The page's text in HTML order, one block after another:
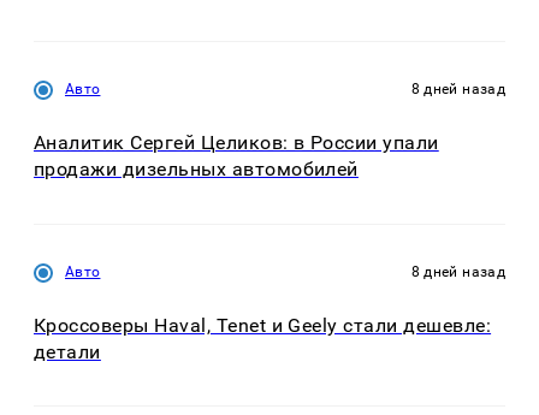
Авто 8 дней назад
Аналитик Сергей Целиков: в России упали
продажи дизельных автомобилей
Авто 8 дней назад
Кроссоверы Haval, Tenet и Geely стали дешевле:
детали